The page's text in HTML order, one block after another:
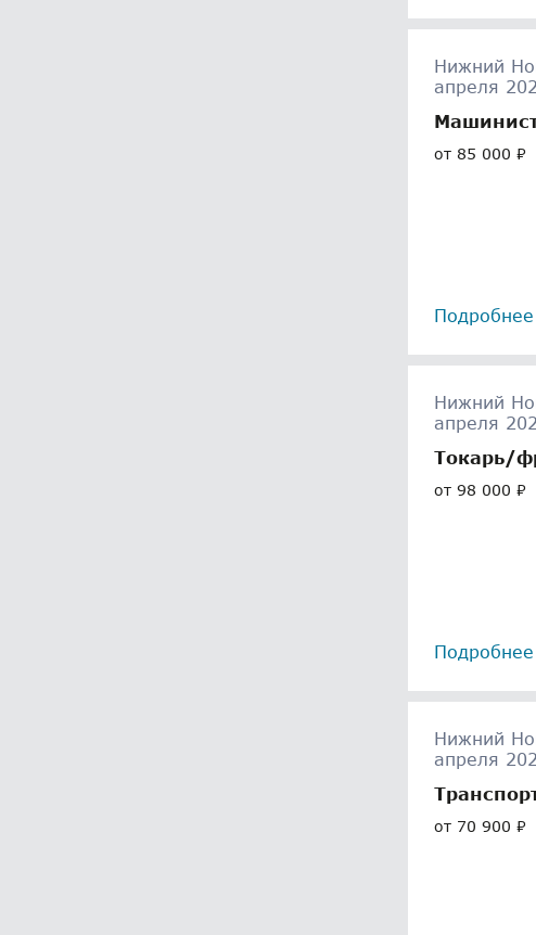
Нижний
апреля
от 85 000 ₽
Подробнее
Нижний
апреля
Токарь/
от 98 000 ₽
Подробнее
Нижний
апреля
от 70 900 ₽